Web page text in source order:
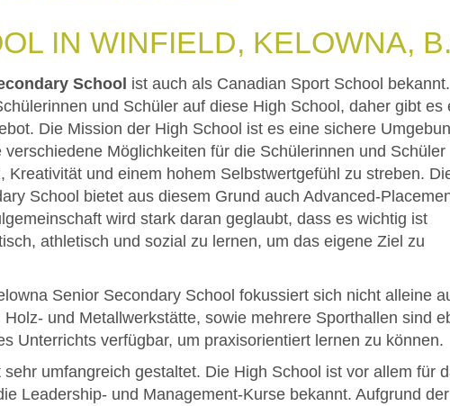
IN WINFIELD, KELOWNA,
School ist auch als Canadian Sport School
und Schüler auf diese High School, daher gibt es
Die Mission der High School ist es eine sichere
Möglichkeiten für die Schülerinnen und Schüler
Kreativität und einem hohem Selbstwertgefühl zu streben.
School bietet aus diesem Grund auch Advanced-
wird stark daran geglaubt, dass es wichtig ist
athletisch und sozial zu lernen, um das eigene Ziel zu
Senior Secondary School fokussiert sich nicht alleine
Holz- und Metallwerkstätte, sowie mehrere Sporthallen sind
Unterrichts verfügbar, um praxisorientiert lernen zu können.
sehr umfangreich gestaltet. Die High School ist vor allem für
Leadership- und Management-Kurse bekannt. Aufgrund